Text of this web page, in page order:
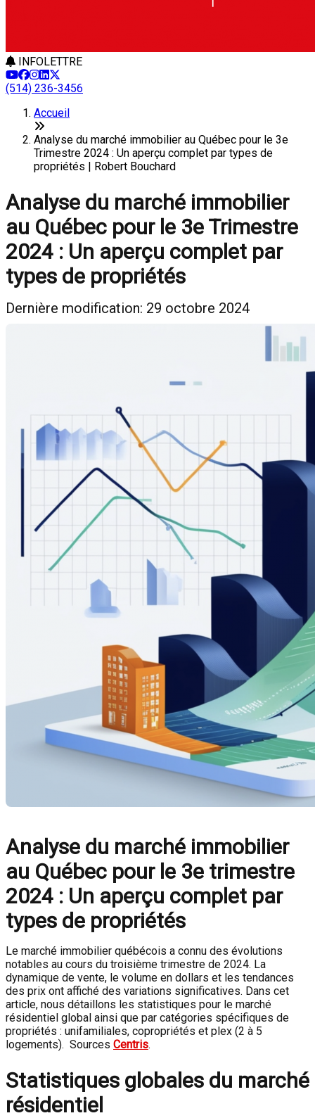
INFOLETTRE
(514) 236-3456
Accueil
Analyse du marché immobilier au Québec pour le 3e
Trimestre 2024 : Un aperçu complet par types de
propriétés | Robert Bouchard
Analyse du marché immobilier
au Québec pour le 3e Trimestre
2024 : Un aperçu complet par
types de propriétés
Dernière modification: 29 octobre 2024
Analyse du marché immobilier
au Québec pour le 3e trimestre
2024 : Un aperçu complet par
types de propriétés
Le marché immobilier québécois a connu des évolutions
notables au cours du troisième trimestre de 2024. La
dynamique de vente, le volume en dollars et les tendances
des prix ont affiché des variations significatives. Dans cet
article, nous détaillons les statistiques pour le marché
résidentiel global ainsi que par catégories spécifiques de
propriétés : unifamiliales, copropriétés et plex (2 à 5
logements). Sources Centris.
Statistiques globales du marché
résidentiel